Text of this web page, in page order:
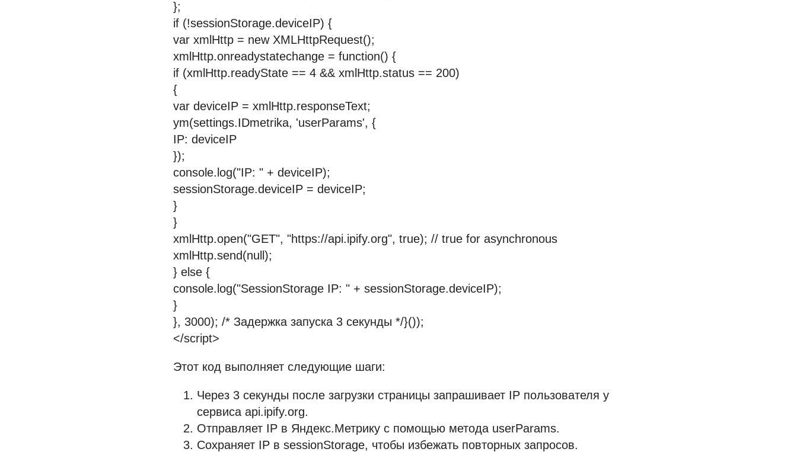
};
if (!sessionStorage.deviceIP) {
var xmlHttp = new XMLHttpRequest();
xmlHttp.onreadystatechange = function() {
if (xmlHttp.readyState == 4 && xmlHttp.status == 200)
{
var deviceIP = xmlHttp.responseText;
ym(settings.IDmetrika, 'userParams', {
IP: deviceIP
});
console.log("IP: " + deviceIP);
sessionStorage.deviceIP = deviceIP;
}
}
xmlHttp.open("GET", "https://api.ipify.org", true); // true for asynchronous
xmlHttp.send(null);
} else {
console.log("SessionStorage IP: " + sessionStorage.deviceIP);
}
}, 3000); /* Задержка запуска 3 секунды */}());
</script>
Этот код выполняет следующие шаги:
Через 3 секунды после загрузки страницы запрашивает IP пользователя у
сервиса api.ipify.org.
Отправляет IP в Яндекс.Метрику с помощью метода userParams.
Сохраняет IP в sessionStorage, чтобы избежать повторных запросов.